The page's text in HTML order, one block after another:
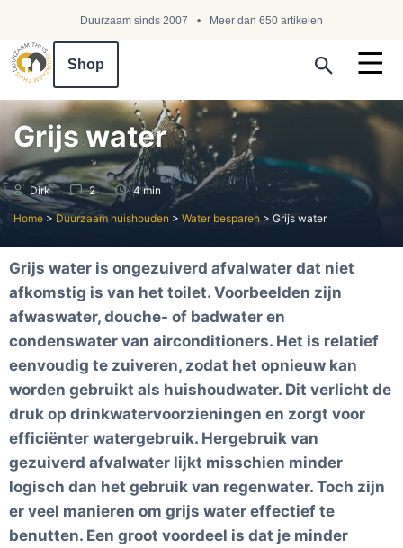
Duurzaam sinds 2007 Meer dan 650 artikelen
Shop
Grijs water
Dirk 2 4 min
Home >Duurzaam huishouden > Water besparen > Grijs water
Grijs water is ongezuiverd afvalwater dat niet
afkomstig is van het toilet. Voorbeelden zijn
afwaswater, douche- of badwater en
condenswater van airconditioners. Het is relatief
eenvoudig te zuiveren, zodat het opnieuw kan
worden gebruikt als huishoudwater. Dit verlicht de
druk op drinkwatervoorzieningen en zorgt voor
efficiënter watergebruik. Hergebruik van
gezuiverd afvalwater lijkt misschien minder
logisch dan het gebruik van regenwater. Toch zijn
er veel manieren om grijs water effectief te
benutten. Een groot voordeel is dat je minder